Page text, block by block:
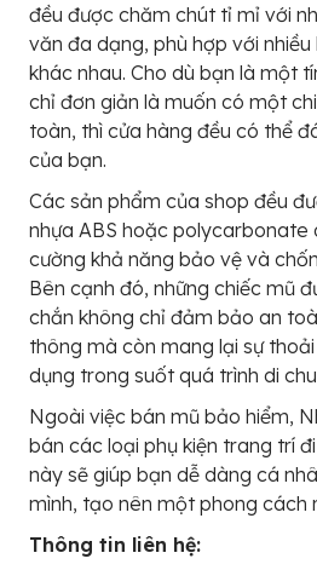
đều được chăm chút tỉ mỉ với
văn đa dạng, phù hợp với
khác nhau. Cho dù bạn là một
chỉ đơn giản là muốn có một
toàn, thì cửa hàng đều có thể
của bạn.
Các sản phẩm của shop đều
nhựa ABS hoặc polycarbonate
cường khả năng bảo vệ và
Bên cạnh đó, những chiếc mũ
chắn không chỉ đảm bảo an
thông mà còn mang lại sự
dụng trong suốt quá trình di
Ngoài việc bán mũ bảo hiểm,
bán các loại phụ kiện trang trí
này sẽ giúp bạn dễ dàng cá
mình, tạo nên một phong cách
Thông tin liên hệ: